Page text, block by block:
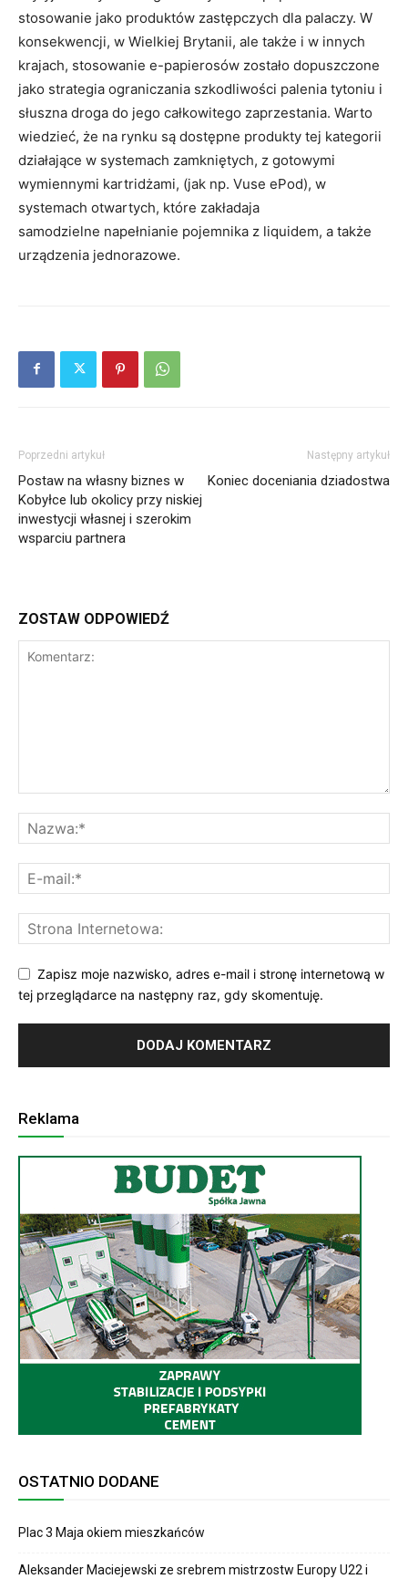
stosowanie jako produktów zastępczych dla palaczy. W
konsekwencji, w Wielkiej Brytanii, ale także i w innych
krajach, stosowanie e-papierosów zostało dopuszczone
jako strategia ograniczania szkodliwości palenia tytoniu i
słuszna droga do jego całkowitego zaprzestania. Warto
wiedzieć, że na rynku są dostępne produkty tej kategorii
działające w systemach zamkniętych, z gotowymi
wymiennymi kartridżami, (jak np. Vuse ePod), w
systemach otwartych, które zakładaja
samodzielne napełnianie pojemnika z liquidem, a także
urządzenia jednorazowe.
Poprzedni artykuł
Postaw na własny biznes w
Kobyłce lub okolicy przy niskiej
inwestycji własnej i szerokim
wsparciu partnera
Następny artykuł
Koniec doceniania dziadostwa
ZOSTAW ODPOWIEDŹ
Zapisz moje nazwisko, adres e-mail i stronę internetową w
tej przeglądarce na następny raz, gdy skomentuję.
Reklama
OSTATNIO DODANE
Plac 3 Maja okiem mieszkańców
Aleksander Maciejewski ze srebrem mistrzostw Europy U22 i